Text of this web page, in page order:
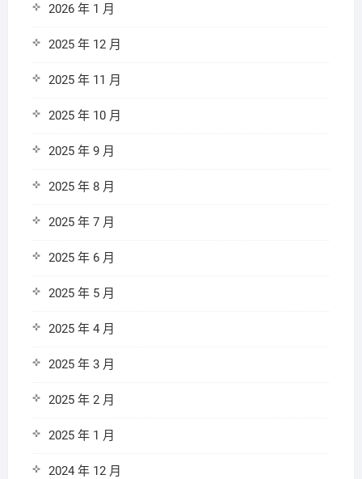
2026 年 1 月
2025 年 12 月
2025 年 11 月
2025 年 10 月
2025 年 9 月
2025 年 8 月
2025 年 7 月
2025 年 6 月
2025 年 5 月
2025 年 4 月
2025 年 3 月
2025 年 2 月
2025 年 1 月
2024 年 12 月